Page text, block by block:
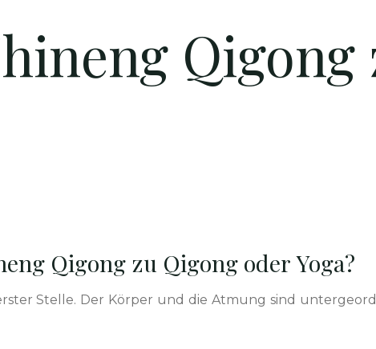
Qigong
Qigong zu Qigong oder Yoga?
Stelle. Der Kör­p­er und die Atmung sind